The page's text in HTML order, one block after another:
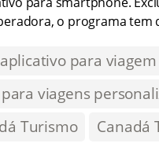
o programa tem
aplicativo para viagem
viagens
Turismo
Canadá